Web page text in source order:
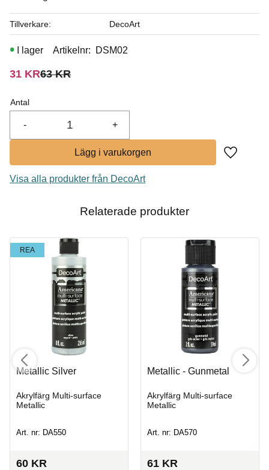
Nedsatt pris:
31 KROrdinarie pris:
63KR
Antal
+
-
Lägg till
I lager Artikelnr DSM02
Tillverkare DecoArt
Visa alla produkter från DecoArt
Relaterade produkter
REA
Metallic Silver
Akrylfärg Multi-surface
Metallic
Art. nr: DA550
60 KR
Metallic - Gunmetal
Akrylfärg Multi-surface
Metallic
Art. nr: DA570
61 KR